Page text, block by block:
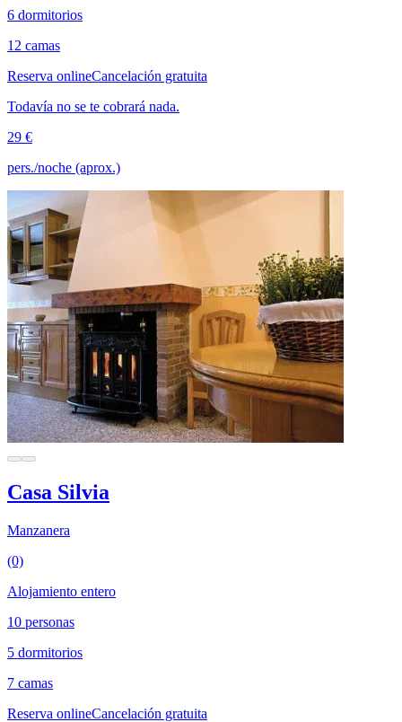
6 dormitorios
12 camas
Reserva onlineCancelación gratuita
Todavía no se te cobrará nada.
29 €
pers./noche (aprox.)
Casa Silvia
Manzanera
(0)
Alojamiento entero
10 personas
5 dormitorios
7 camas
Reserva onlineCancelación gratuita